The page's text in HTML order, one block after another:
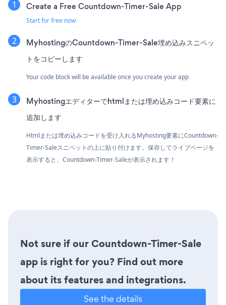
Create a Free Countdown-Timer-Sale App
Start for free now
MyhostingのCountdown-Timer-Sale埋め込みスニペッ
トをコピーします
Your code block will be available once you create your app
Myhostingエディターでhtmlまたは埋め込みコード要素に
追加します
Htmlまたは埋め込みコードを受け入れるMyhosting要素にCountdown-
Timer-Saleスニペットの上に貼り付けます。保存してライブページを
表示すると、Countdown-Timer-Saleが表示されます！
Not sure if our Countdown-Timer-Sale
app is right for you? Find out more
about its features and integrations.
See the details